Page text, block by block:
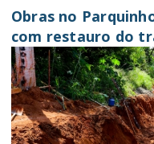
Obras no
com restauro do